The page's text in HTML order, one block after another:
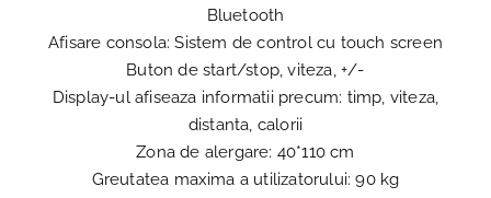
Bluetooth
Afisare consola: Sistem de control cu ​​touch screen
Buton de start/stop, viteza, +/-
Display-ul afiseaza informatii precum: timp, viteza,
distanta, calorii
Zona de alergare: 40*110 cm
Greutatea maxima a utilizatorului: 90 kg